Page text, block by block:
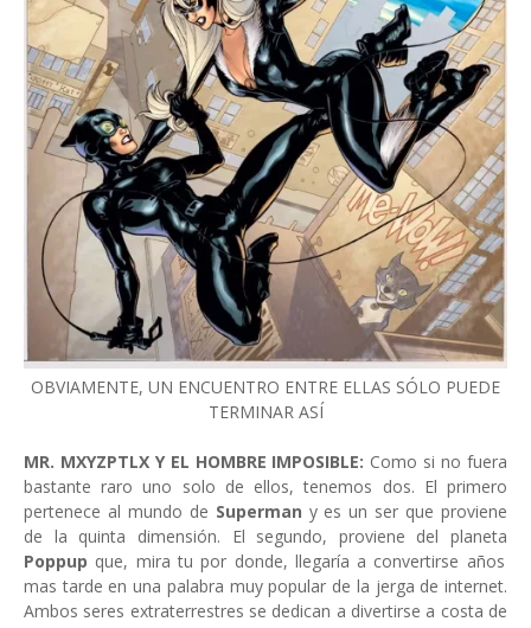
OBVIAMENTE, UN ENCUENTRO ENTRE ELLAS SÓLO PUEDE
TERMINAR ASÍ
MR. MXYZPTLX Y EL HOMBRE IMPOSIBLE: Como si no fuera
bastante raro uno solo de ellos, tenemos dos. El primero
pertenece al mundo de Superman y es un ser que proviene
de la quinta dimensión. El segundo, proviene del planeta
Poppup que, mira tu por donde, llegaría a convertirse años
mas tarde en una palabra muy popular de la jerga de internet.
Ambos seres extraterrestres se dedican a divertirse a costa de